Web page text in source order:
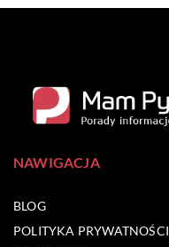
NAWIGACJA
BLOG
POLITYKA PRYWATNOŚCI